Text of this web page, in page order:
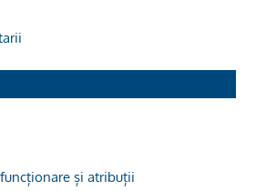
și atribuții